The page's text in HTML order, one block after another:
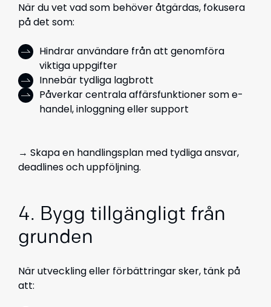
När du vet vad som behöver åtgärdas, fokusera
på det som:
Hindrar användare från att genomföra
viktiga uppgifter
Innebär tydliga lagbrott
Påverkar centrala affärsfunktioner som e-
handel, inloggning eller support
→ Skapa en handlingsplan med tydliga ansvar,
deadlines och uppföljning.
4. Bygg tillgängligt från
grunden
När utveckling eller förbättringar sker, tänk på
att: